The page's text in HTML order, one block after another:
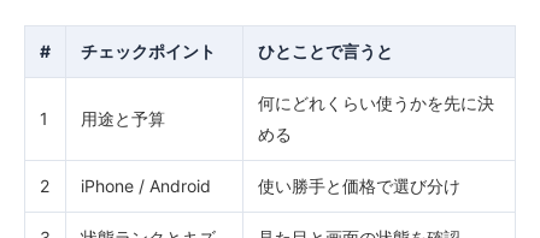
# チェックポイント ひとことで言うと
1 用途と予算
何にどれくらい使うかを先に決
める
2 iPhone / Android 使い勝手と価格で選び分け